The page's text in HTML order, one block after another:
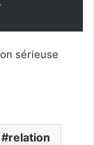
sérieuse
relation